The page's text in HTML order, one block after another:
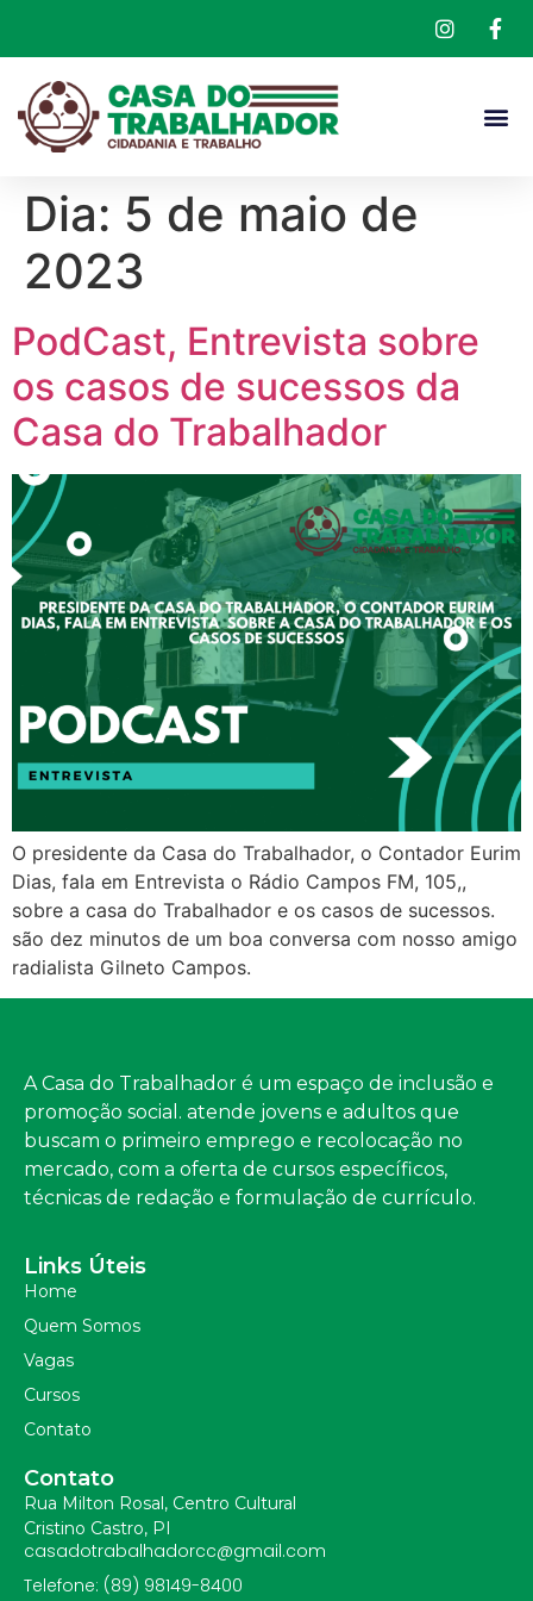
Dia: 5 de maio de
2023
PodCast, Entrevista sobre
os casos de sucessos da
Casa do Trabalhador
O presidente da Casa do Trabalhador, o Contador Eurim
Dias, fala em Entrevista o Rádio Campos FM, 105,,
sobre a casa do Trabalhador e os casos de sucessos.
são dez minutos de um boa conversa com nosso amigo
radialista Gilneto Campos.
A Casa do Trabalhador é um espaço de inclusão e
promoção social. atende jovens e adultos que
buscam o primeiro emprego e recolocação no
mercado, com a oferta de cursos específicos,
técnicas de redação e formulação de currículo.
Links Úteis
Home
Quem Somos
Vagas
Cursos
Contato
Contato
Rua Milton Rosal, Centro Cultural
Cristino Castro, PI
casadotrabalhadorcc@gmail.com
Telefone: (89) 98149-8400